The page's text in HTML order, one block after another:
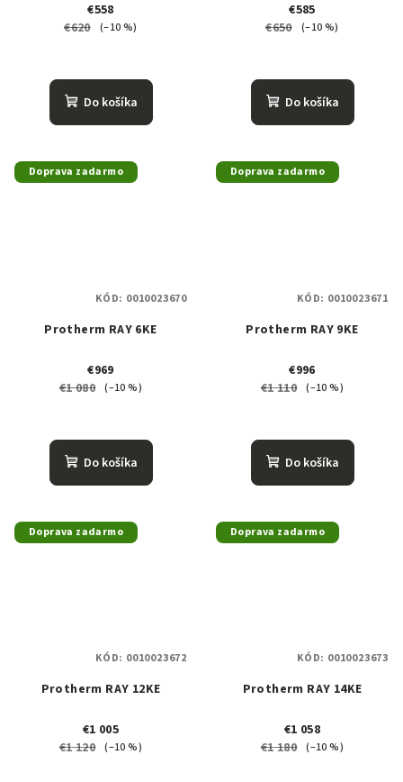
€558
€620 (–10 %)
Do košíka
€585
€650 (–10 %)
Do košíka
Doprava zadarmo
Protherm RAY 6KE
€969
€1 080 (–10 %)
Do košíka
KÓD: 0010023670
Doprava zadarmo
Protherm RAY 9KE
€996
€1 110 (–10 %)
Do košíka
KÓD: 0010023671
Doprava zadarmo
Protherm RAY 12KE
€1 005
€1 120 (–10 %)
KÓD: 0010023672
Doprava zadarmo
Protherm RAY 14KE
€1 058
€1 180 (–10 %)
KÓD: 0010023673